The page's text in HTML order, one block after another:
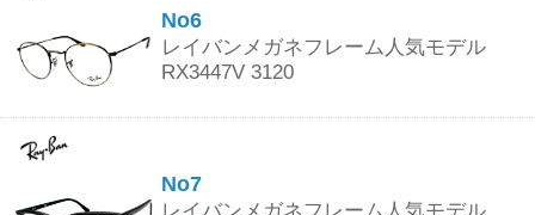
No6
レイバンメガネフレーム人気モデル
RX3447V 3120
No7